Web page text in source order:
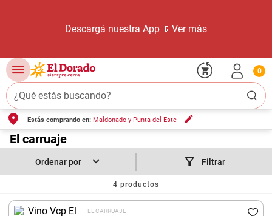
Descargá nuestra App 📱 Ver más
¿Qué estás buscando?
0
Estás comprando en: Maldonado y Punta del Este
El carruaje
Filtrar
4 productos
EL CARRUAJE
TÉRMINOS MÁS BUSCADOS
leche
4. queso